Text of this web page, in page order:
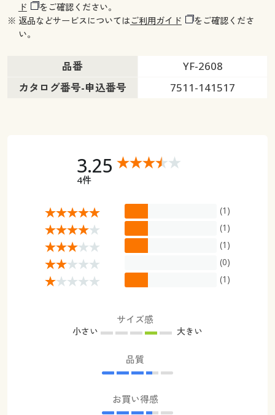
ド
をご確認ください。
※ 返品などサービスについてはご利用ガイド
をご確認くださ
い。
品番
YF-2608
カタログ番号-申込番号
7511-141517
3.25
4件
(1)
(1)
(1)
(0)
(1)
サイズ感
小さい 大きい
品質
お買い得感